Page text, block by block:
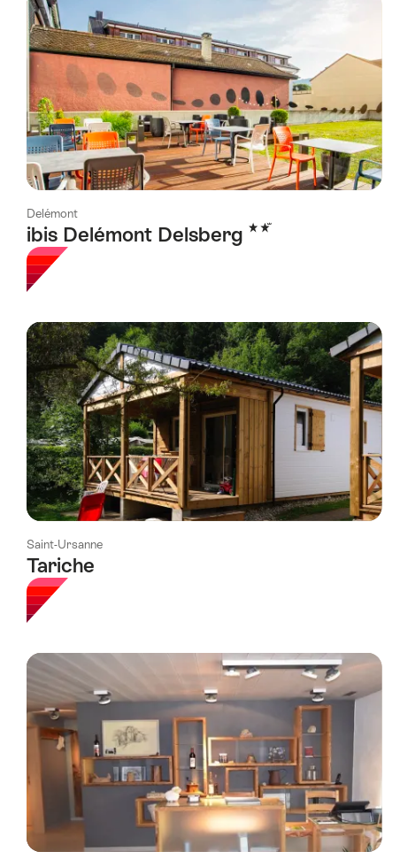
Delémont
ibis Delémont Delsberg 2 étoiles
Saint-Ursanne
Tariche